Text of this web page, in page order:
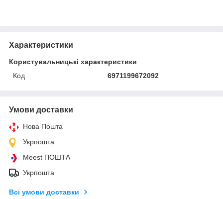
Характеристики
Користувальницькі характеристики
Код
6971199672092
Умови доставки
Нова Пошта
Укрпошта
Meest ПОШТА
Укрпошта
Всі умови доставки